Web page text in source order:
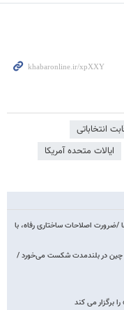
انتخاباتی
ایالات متحده آمریکا
ضرورت اصلاحات ساختاری رفاه، با
چین در بلندمدت شکست می‌خورد /
برگزار می کند